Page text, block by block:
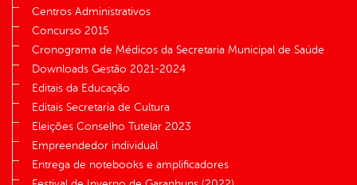
Centros Administrativos
Concurso 2015
Cronograma de Médicos da Secretaria Municipal de Saúde
Downloads Gestão 2021-2024
Editais da Educação
Editais Secretaria de Cultura
Eleições Conselho Tutelar 2023
Empreendedor individual
Entrega de notebooks e amplificadores